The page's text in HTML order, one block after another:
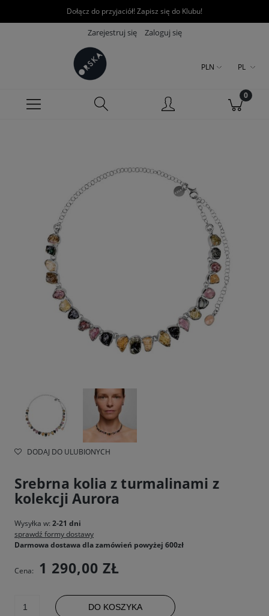
Dołącz do przyjaciół! Zapisz się do Klubu!
Zarejestruj się Zaloguj się
PLN PL
DODAJ DO ULUBIONYCH
Srebrna kolia z turmalinami z
kolekcji Aurora
Wysyłka w: 2-21 dni
sprawdź formy dostawy
Darmowa dostawa dla zamówień powyżej 600zł
Cena: 1 290,00 ZŁ
DO KOSZYKA